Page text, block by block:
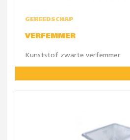
GEREEDSCHAP
VERFEMMER
Kunststof zwarte verfemmer